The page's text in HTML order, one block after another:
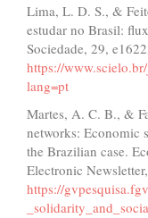
Lima, L. D. S., &
estudar no Brasil:
Sociedade, 29,
https://
lang=pt
Martes, A. C. B., &
networks: Economic
the Brazilian case.
Electronic
https://